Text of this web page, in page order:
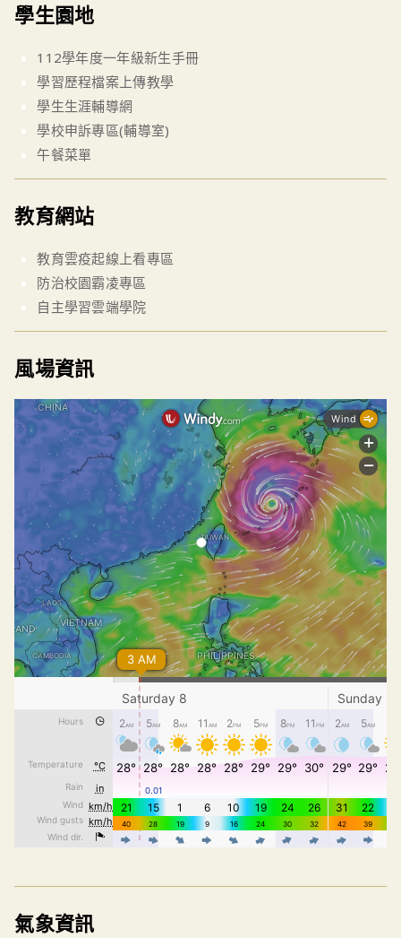
學生園地
112學年度一年級新生手冊
學習歷程檔案上傳教學
學生生涯輔導網
學校申訴專區(輔導室)
午餐菜單
教育網站
教育雲疫起線上看專區
防治校園霸凌專區
自主學習雲端學院
風場資訊
氣象資訊